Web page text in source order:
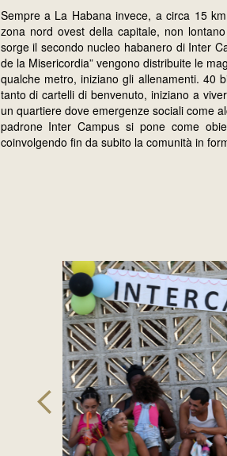
Sempre a La Habana invece, a circa 15
zona nord ovest della capitale, non
sorge il secondo nucleo habanero di Inter
de la Misericordia” vengono distribuite le
qualche metro, iniziano gli allenamenti. 40
tanto di cartelli di benvenuto, iniziano a
un quartiere dove emergenze sociali come
padrone Inter Campus si pone come
coinvolgendo fin da subito la comunità in